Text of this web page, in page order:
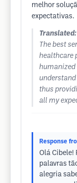
melhor
expectativas.
Translated:
The best
healthcare
humanized
understand
thus
all my
Response
Olá Cibele!
palavras
alegria